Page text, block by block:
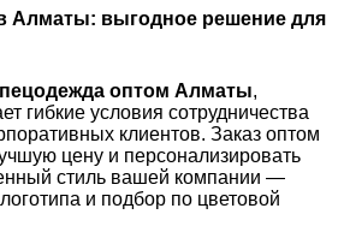
Алматы: выгодное решение для
оптом Алматы,
гибкие условия сотрудничества
клиентов. Заказ оптом
цену и персонализировать
стиль вашей компании —
и подбор по цветовой